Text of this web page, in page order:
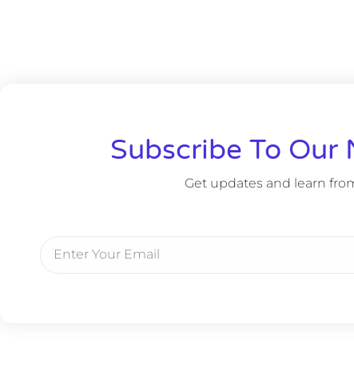
Subscribe To Our
Get updates and learn